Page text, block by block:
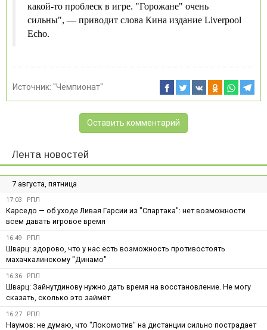
какой-то проблеск в игре. "Горожане" очень
сильны", — приводит слова Кина издание Liverpool
Echo.
Источник: "Чемпионат"
Оставить комментарий
Лента новостей
7 августа, пятница
17:03 РПЛ
Карседо — об уходе Ливая Гарсии из "Спартака": нет возможности
всем давать игровое время
16:49 РПЛ
Шварц: здорово, что у нас есть возможность противостоять
махачкалинскому "Динамо"
16:36 РПЛ
Шварц: Зайнутдинову нужно дать время на восстановление. Не могу
сказать, сколько это займёт
16:27 РПЛ
Наумов: не думаю, что "Локомотив" на дистанции сильно пострадает